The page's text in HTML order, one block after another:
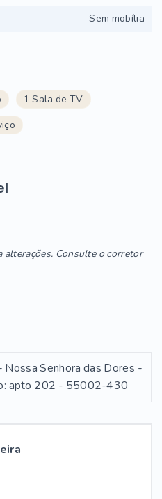
1 Sala de TV
Consulte o corretor
Senhora das Dores -
apto 202 - 55002-430
Sem mobília